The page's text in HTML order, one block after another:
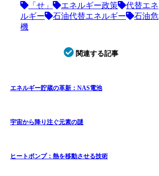
「せ」
エネルギー政策
代替エネ
ルギー
石油代替エネルギー
石油危
機
関連する記事
エネルギー貯蔵の革新：NAS電池
宇宙から降り注ぐ元素の謎
ヒートポンプ：熱を移動させる技術